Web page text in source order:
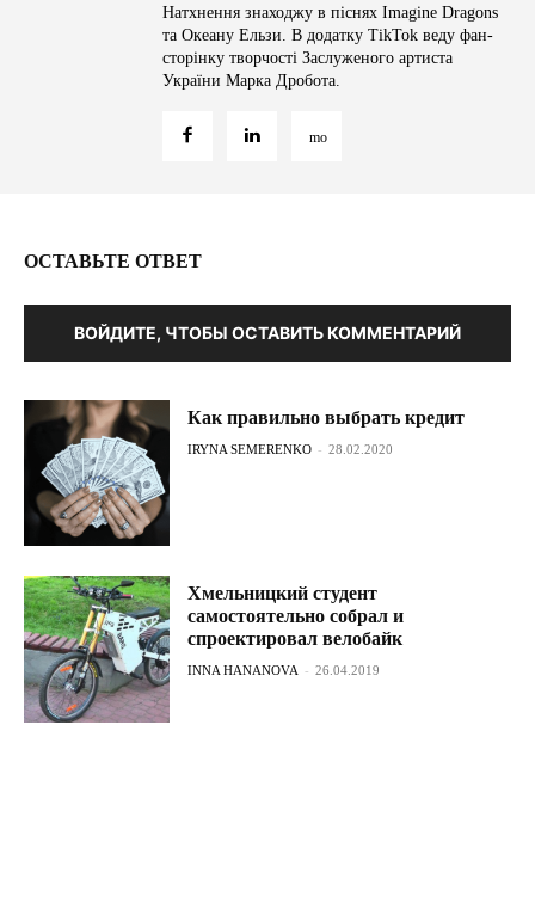
Натхнення знаходжу в піснях Imagine Dragons
та Океану Ельзи. В додатку TikTok веду фан-
сторінку творчості Заслуженого артиста
України Марка Дробота.
ОСТАВЬТЕ ОТВЕТ
ВОЙДИТЕ, ЧТОБЫ ОСТАВИТЬ КОММЕНТАРИЙ
Как правильно выбрать кредит
IRYNA SEMERENKO - 28.02.2020
Хмельницкий студент
самостоятельно собрал и
спроектировал велобайк
INNA HANANOVA - 26.04.2019